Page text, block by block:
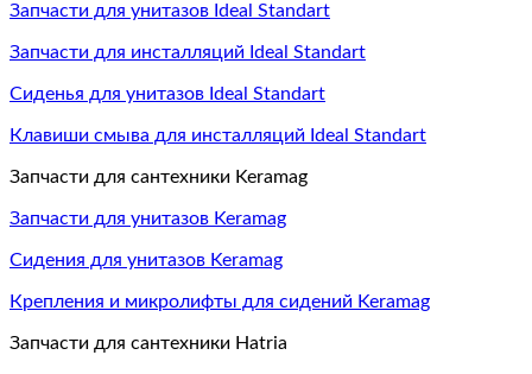
Запчасти для унитазов Ideal Standart
Запчасти для инсталляций Ideal Standart
Сиденья для унитазов Ideal Standart
Клавиши смыва для инсталляций Ideal Standart
Запчасти для сантехники Keramag
Запчасти для унитазов Keramag
Сидения для унитазов Keramag
Крепления и микролифты для сидений Keramag
Запчасти для сантехники Hatria